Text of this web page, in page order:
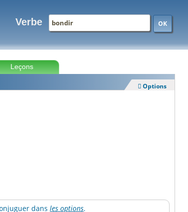
Verbe OK
Leçons
 Options
dansles options.